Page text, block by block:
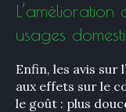
usages
Enfin, les avis sur
aux effets sur le
le goût : plus